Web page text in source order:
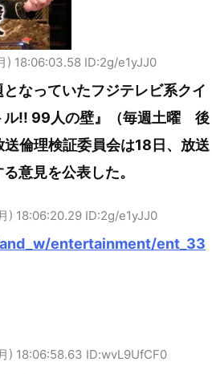
) 18:06:03.58 ID:2g/e1yJJ0
なっていたフジテレビ系クイ
ル!! 99人の壁』（毎週土曜 後
倫理検証委員会は18日、放送
意見を公表した。
) 18:06:20.29 ID:2g/e1yJJ0
entertainment/ent_33
) 18:06:58.63 ID:wvL9UfCF0